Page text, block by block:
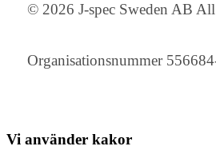
© 2026 J-spec Sweden AB
Organisationsnummer
Vi använder kakor